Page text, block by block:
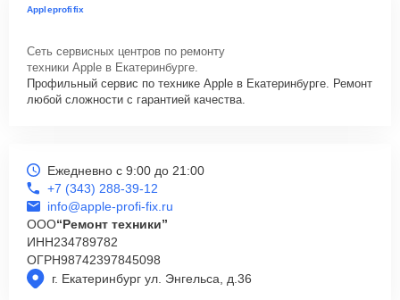
Appleprofifix
Сеть сервисных центров по ремонту
техники Apple в Екатеринбурге.
Профильный сервис по технике Apple в Екатеринбурге. Ремонт
любой сложности с гарантией качества.
г. Екатеринбург ул. Энгельса, д.36
Ежедневно с 9:00 до 21:00
+7 (343) 288-39-12
info@apple-profi-fix.ru
ООО“Ремонт техники”
ИНН234789782
ОГРН98742397845098